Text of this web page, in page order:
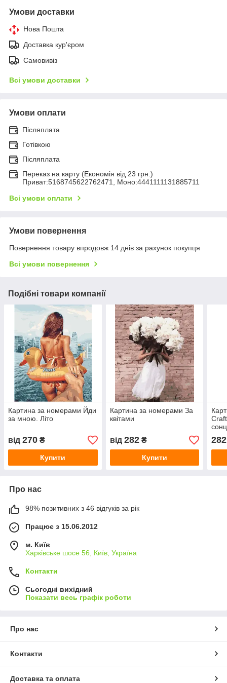
Умови доставки
Нова Пошта
Доставка кур'єром
Самовивіз
Всі умови доставки
Умови оплати
Післяплата
Готівкою
Післяплата
Переказ на карту (Економія від 23 грн.)
Приват:5168745622762471, Моно:4441111131885711
Всі умови оплати
Умови повернення
Повернення товару впродовж 14 днів за рахунок покупця
Всі умови повернення
Подібні товари компанії
Картина за номерами Йди
за мною. Літо
від 270 ₴
Купити
Картина за номерами За
квітами
від 282₴
Купити
282
Про нас
98% позитивних з 46 відгуків за рік
Працює з 15.06.2012
м. Київ
Харківське шосе 56, Київ, Україна
Контакти
Сьогодні вихідний
Показати весь графік роботи
Про нас
Контакти
Доставка та оплата